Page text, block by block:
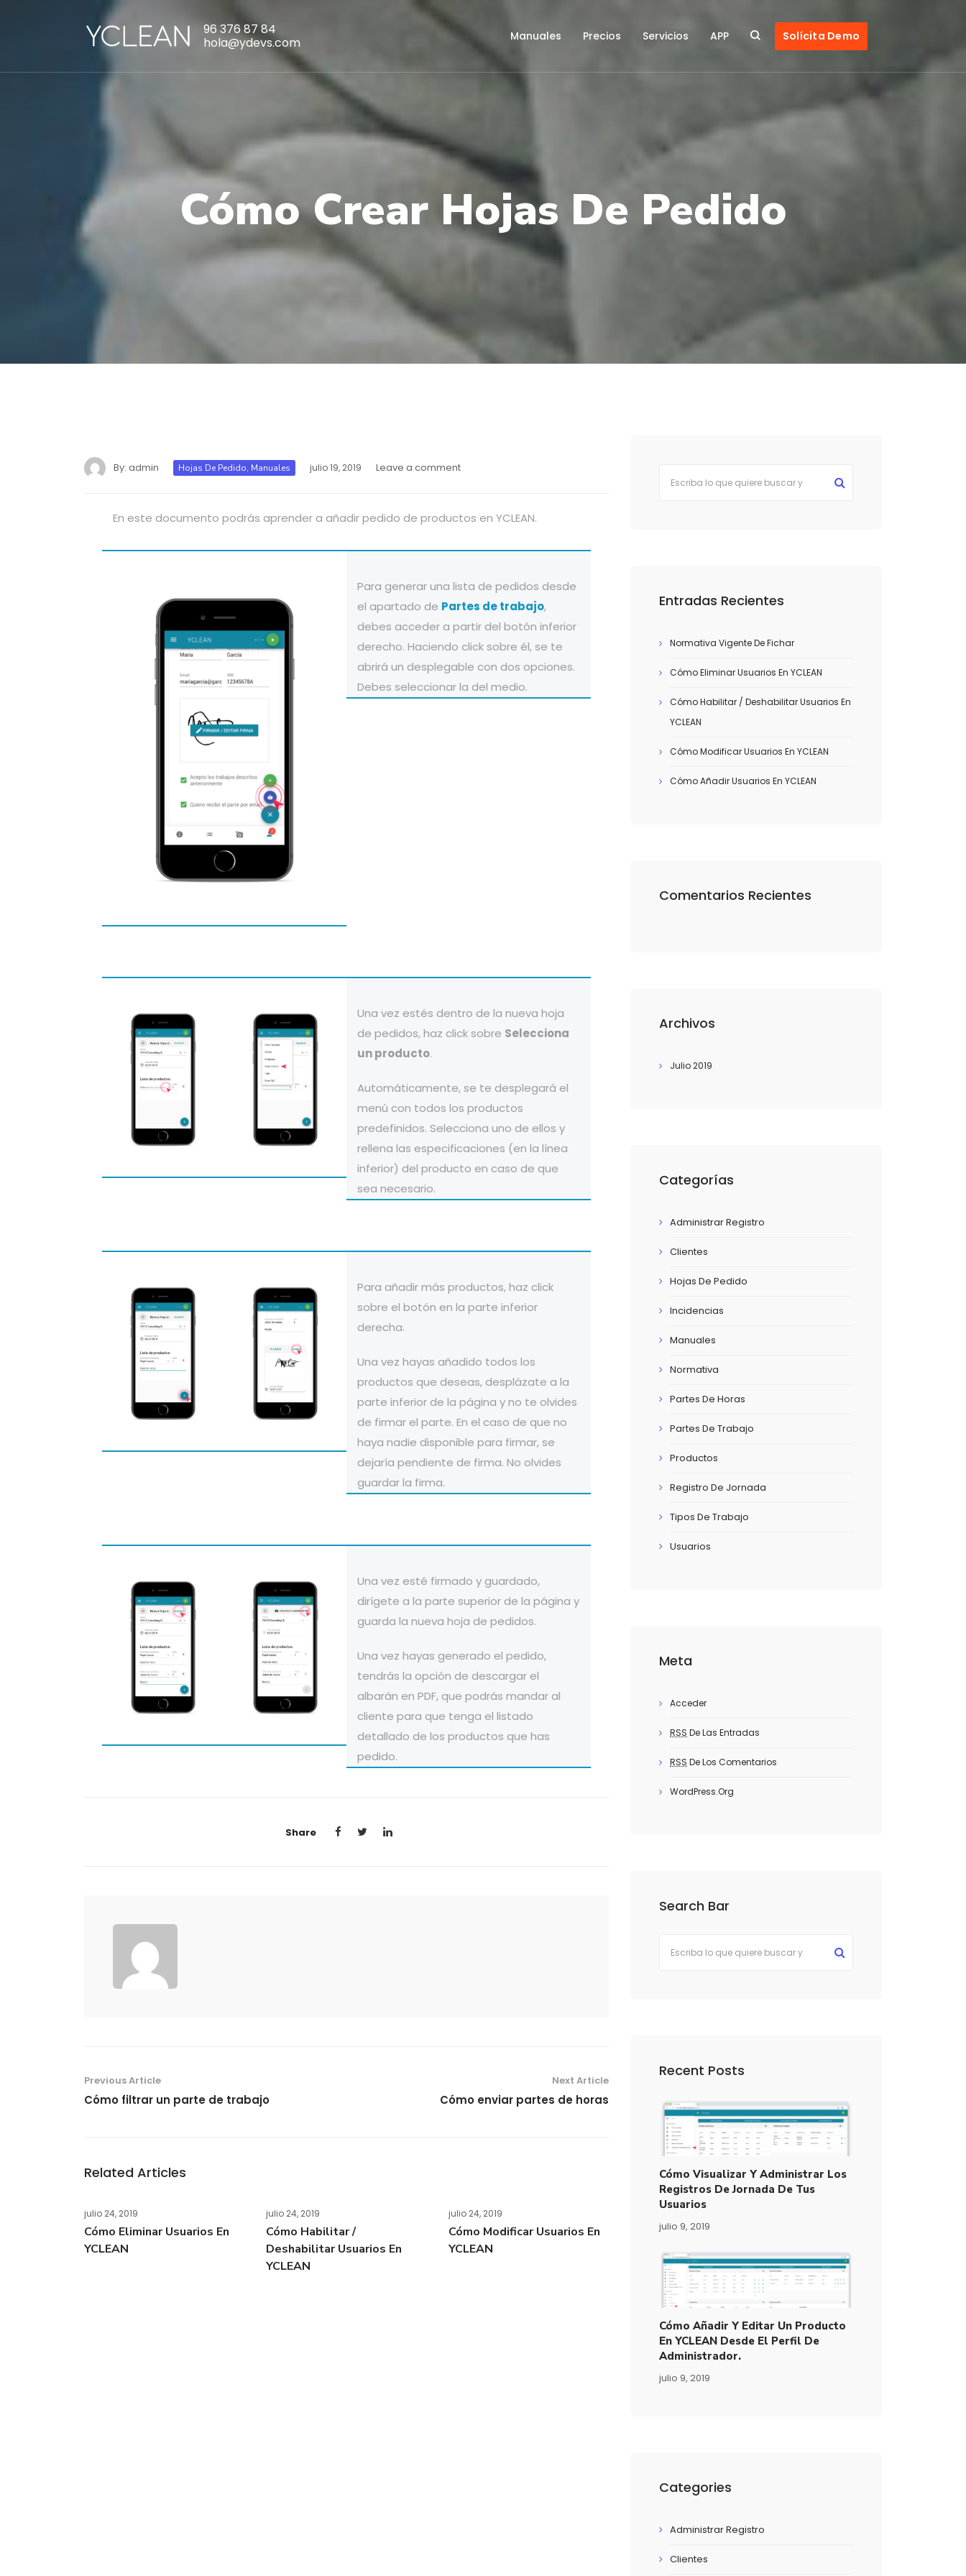
96 376 87 84
hola@ydevs.com
Manuales Precios Servicios APP Solícita Demo
Cómo Crear Hojas De Pedido
By: admin Hojas De Pedido, Manuales julio 19, 2019 Leave a comment
En este documento podrás aprender a añadir pedido de productos en YCLEAN.
Para generar una lista de pedidos desde
el apartado de Partes de trabajo,
debes acceder a partir del botón inferior
derecho. Haciendo click sobre él, se te
abrirá un desplegable con dos opciones.
Debes seleccionar la del medio.
Una vez estés dentro de la nueva hoja
de pedidos, haz click sobre Selecciona
un producto.
Automáticamente, se te desplegará el
menú con todos los productos
predefinidos. Selecciona uno de ellos y
rellena las especificaciones (en la línea
inferior) del producto en caso de que
sea necesario.
Para añadir más productos, haz click
sobre el botón en la parte inferior
derecha.
Una vez hayas añadido todos los
productos que deseas, desplázate a la
parte inferior de la página y no te olvides
de firmar el parte. En el caso de que no
haya nadie disponible para firmar, se
dejaría pendiente de firma. No olvides
guardar la firma.
Una vez esté firmado y guardado,
dirígete a la parte superior de la página y
guarda la nueva hoja de pedidos.
Una vez hayas generado el pedido,
tendrás la opción de descargar el
albarán en PDF, que podrás mandar al
cliente para que tenga el listado
detallado de los productos que has
pedido.
Share
Previous Article
Cómo filtrar un parte de trabajo
Next Article
Cómo enviar partes de horas
Related Articles
julio 24, 2019
Cómo Eliminar Usuarios En
YCLEAN
julio 24, 2019
Cómo Habilitar /
Deshabilitar Usuarios En
YCLEAN
julio 24, 2019
Cómo Modificar Usuarios En
YCLEAN
Entradas Recientes
Normativa Vigente De Fichar
Cómo Eliminar Usuarios En YCLEAN
Cómo Habilitar / Deshabilitar Usuarios En
YCLEAN
Cómo Modificar Usuarios En YCLEAN
Cómo Añadir Usuarios En YCLEAN
Comentarios Recientes
Archivos
Julio 2019
Categorías
Administrar Registro
Clientes
Hojas De Pedido
Incidencias
Manuales
Normativa
Partes De Horas
Partes De Trabajo
Productos
Registro De Jornada
Tipos De Trabajo
Usuarios
Meta
Acceder
RSS De Las Entradas
RSS De Los Comentarios
WordPress.org
Search Bar
Recent Posts
Cómo Visualizar Y Administrar Los
Registros De Jornada De Tus
Usuarios
julio 9, 2019
Cómo Añadir Y Editar Un Producto
En YCLEAN Desde El Perfil De
Administrador.
julio 9, 2019
Categories
Administrar Registro
Clientes